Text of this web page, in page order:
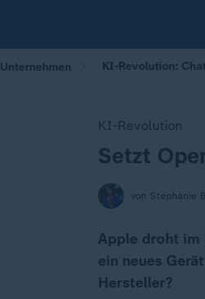
Unternehmen KI-Revolution:
KI-Revolution
:
Setzt
von Stephanie
Apple droht im
ein neues
Hersteller?